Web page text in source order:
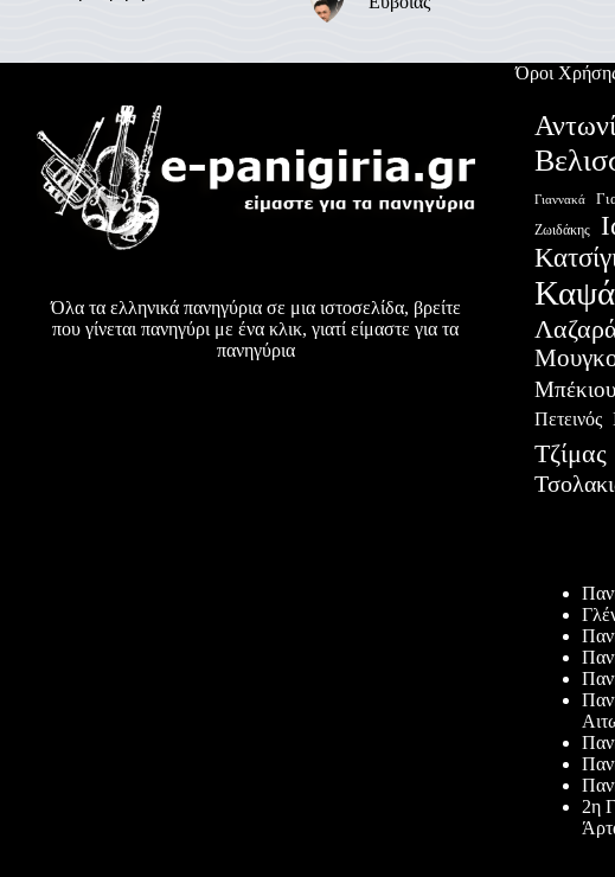
Όροι
Όλα τα ελληνικά πανηγύρια σε μια ιστοσελίδα, βρείτε
που γίνεται πανηγύρι με ένα κλικ, γιατί είμαστε για τα
πανηγύρια
Γιαννακά
Ζωιδάκης
Μπέκιου
Πετεινός
Τζίμας
2η